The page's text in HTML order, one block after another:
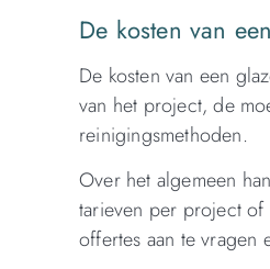
De kosten van
De kosten van een
van het project, de
reinigingsmethoden.
Over het algemeen
tarieven per project of
offertes aan te